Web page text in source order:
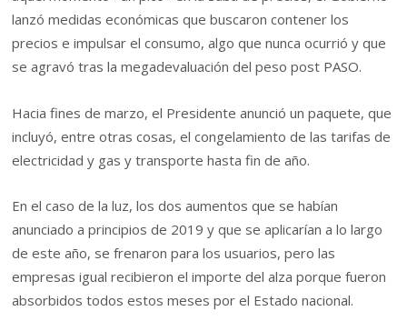
lanzó medidas económicas que buscaron contener los
precios e impulsar el consumo, algo que nunca ocurrió y que
se agravó tras la megadevaluación del peso post PASO.
Hacia fines de marzo, el Presidente anunció un paquete, que
incluyó, entre otras cosas, el congelamiento de las tarifas de
electricidad y gas y transporte hasta fin de año.
En el caso de la luz, los dos aumentos que se habían
anunciado a principios de 2019 y que se aplicarían a lo largo
de este año, se frenaron para los usuarios, pero las
empresas igual recibieron el importe del alza porque fueron
absorbidos todos estos meses por el Estado nacional.